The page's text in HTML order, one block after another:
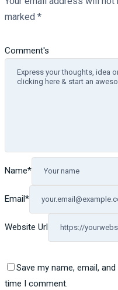
marked *
Comment's
Name*
Email*
Website Url
Save my name, email,
time I comment.